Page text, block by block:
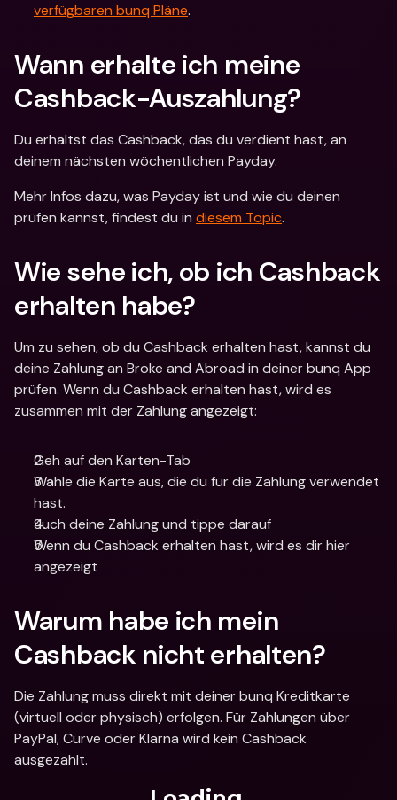
verfügbaren bunq Pläne.
Wann erhalte ich meine
Cashback-Auszahlung?
Du erhältst das Cashback, das du verdient hast, an
deinem nächsten wöchentlichen Payday.
Mehr Infos dazu, was Payday ist und wie du deinen
prüfen kannst, findest du in diesem Topic.
Wie sehe ich, ob ich Cashback
erhalten habe?
Um zu sehen, ob du Cashback erhalten hast, kannst du
deine Zahlung an Broke and Abroad in deiner bunq App
prüfen. Wenn du Cashback erhalten hast, wird es
zusammen mit der Zahlung angezeigt:
Geh auf den Karten-Tab
Wähle die Karte aus, die du für die Zahlung verwendet
hast.
Such deine Zahlung und tippe darauf
Wenn du Cashback erhalten hast, wird es dir hier
angezeigt
Warum habe ich mein
Cashback nicht erhalten?
Die Zahlung muss direkt mit deiner bunq Kreditkarte
(virtuell oder physisch) erfolgen. Für Zahlungen über
PayPal, Curve oder Klarna wird kein Cashback
ausgezahlt.